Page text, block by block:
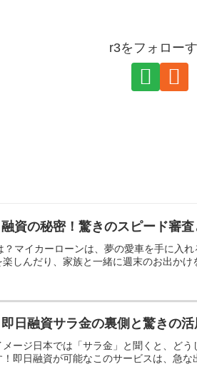
r3をフォロー
資の秘密！驚きのスピード審査
マイカーローンは、夢の愛車を手に入
しんだり、家族と一緒に週末のお出かけ
日融資サラ金の裏側と驚きの活
ージ日本では「サラ金」と聞くと、ど
即日融資が可能なこのサービスは、急な